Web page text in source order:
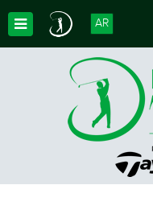
Toggle Dropdown
AR